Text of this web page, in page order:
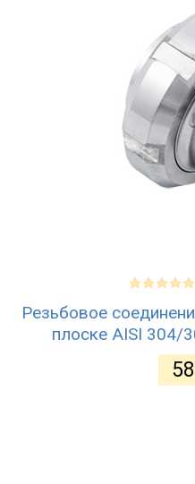
Резьбовое
плоске AISI 304/